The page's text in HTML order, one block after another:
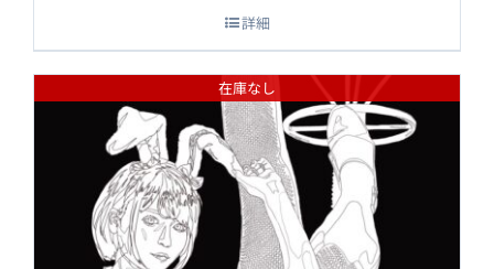
詳細
在庫なし